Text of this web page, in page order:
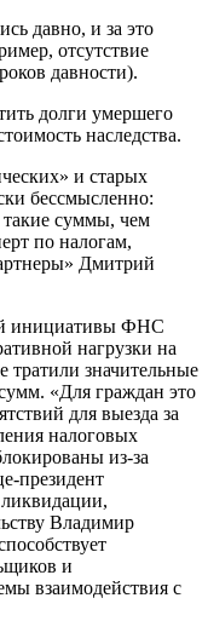
давно, и за это
отсутствие
давности).
долги умершего
наследства.
и старых
бессмысленно:
такие суммы, чем
по налогам,
Дмитрий
инициативы ФНС
нагрузки на
тратили значительные
«Для граждан это
для выезда за
налоговых
из-за
президент
Владимир
и
взаимодействия с